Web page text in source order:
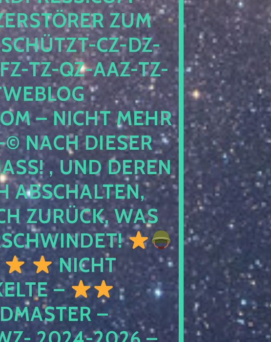
ZUM S
CZ-DZ-ZZ
QZ-AAZ-TZ-HZ
PE
– NICHT MEHR BE
DIESER NA
, UND DEREN KI
EH
WAS AU
NICHT
–
– S